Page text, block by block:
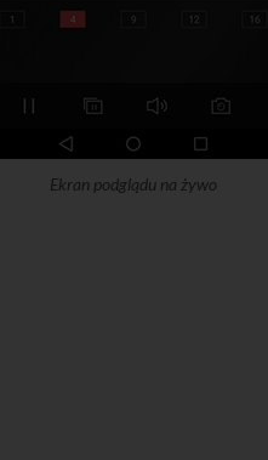
Ekran podglądu na żywo